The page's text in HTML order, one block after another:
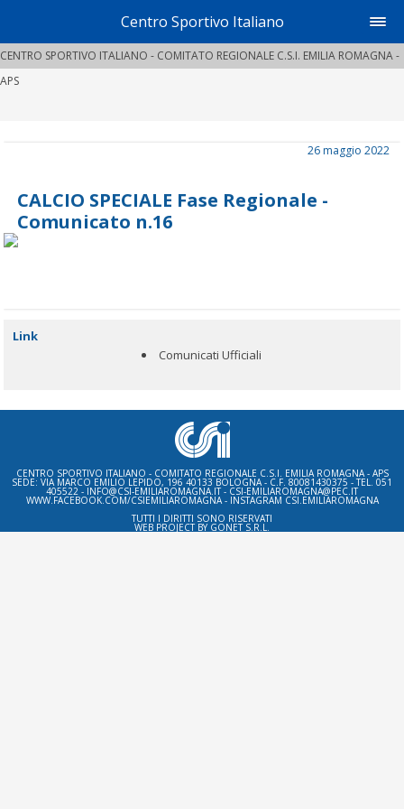
Centro Sportivo Italiano
CENTRO SPORTIVO ITALIANO - COMITATO REGIONALE C.S.I. EMILIA ROMAGNA -
APS
26 maggio 2022
CALCIO SPECIALE Fase Regionale -
Comunicato n.16
Link
Comunicati Ufficiali
CENTRO SPORTIVO ITALIANO - COMITATO REGIONALE C.S.I. EMILIA ROMAGNA - APS
SEDE: VIA MARCO EMILIO LEPIDO, 196 40133 BOLOGNA - C.F. 80081430375 - TEL. 051
405522 - INFO@CSI-EMILIAROMAGNA.IT - CSI-EMILIAROMAGNA@PEC.IT
WWW.FACEBOOK.COM/CSIEMILIAROMAGNA - INSTAGRAM CSI.EMILIAROMAGNA
TUTTI I DIRITTI SONO RISERVATI
WEB PROJECT BY GONET S.R.L.